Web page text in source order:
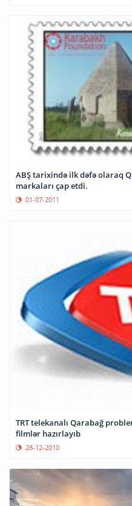
ABŞ tarixində ilk dəfə olaraq
markaları çap etdi.
01-07-2011
TRT telekanalı Qarabağ
filmlər hazırlayıb
28-12-2010